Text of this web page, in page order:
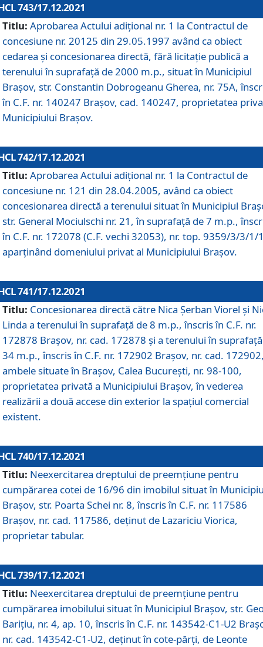
743/17.12.2021
Titlu: Aprobarea Actului adiţional nr. 1 la Contractul de
concesiune nr. 20125 din 29.05.1997 având ca obiect
cedarea și concesionarea directă, fără licitație publică a
terenului în suprafață de 2000 m.p., situat în Municipiul
Brașov, str. Constantin Dobrogeanu Gherea, nr. 75A,
în C.F. nr. 140247 Brașov, cad. 140247, proprietatea
Municipiului Brașov.
742/17.12.2021
Titlu: Aprobarea Actului adiţional nr. 1 la Contractul de
concesiune nr. 121 din 28.04.2005, având ca obiect
concesionarea directă a terenului situat în Municipiul
str. General Mociulschi nr. 21, în suprafață de 7 m.p.,
în C.F. nr. 172078 (C.F. vechi 32053), nr. top. 9359/3/3/1/
aparținând domeniului privat al Municipiului Brașov.
741/17.12.2021
Titlu: Concesionarea directă către Nica Șerban Viorel și
Linda a terenului în suprafață de 8 m.p., înscris în C.F. nr.
172878 Brașov, nr. cad. 172878 și a terenului în
34 m.p., înscris în C.F. nr. 172902 Brașov, nr. cad.
ambele situate în Brașov, Calea București, nr. 98-100,
proprietatea privată a Municipiului Brașov, în vederea
realizării a două accese din exterior la spațiul comercial
existent.
740/17.12.2021
Titlu: Neexercitarea dreptului de preemţiune pentru
cumpărarea cotei de 16/96 din imobilul situat în
Braşov, str. Poarta Schei nr. 8, înscris în C.F. nr. 117586
Brașov, nr. cad. 117586, deținut de Lazariciu Viorica,
proprietar tabular.
739/17.12.2021
Titlu: Neexercitarea dreptului de preemţiune pentru
cumpărarea imobilului situat în Municipiul Braşov, str.
Barițiu, nr. 4, ap. 10, înscris în C.F. nr. 143542-C1-U2
nr. cad. 143542-C1-U2, deținut în cote-părți, de Leonte